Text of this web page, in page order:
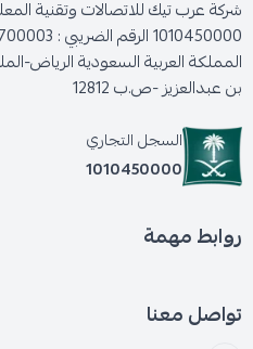
شركة عرب تيك للاتصالات وتقنية
المملكة العربية السعودية الرياض-
بن عبدالعزيز -ص.ب 12812
السجل التجاري
1010450000
روابط مهمة
تواصل معنا